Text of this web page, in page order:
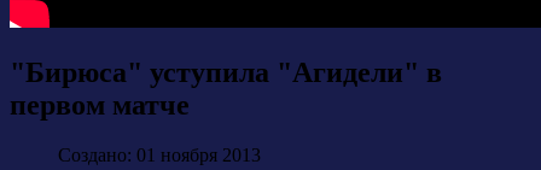
"Бирюса" уступила "Агидели" в
первом матче
Создано: 01 ноября 2013